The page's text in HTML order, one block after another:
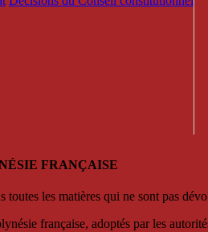
FRANÇAISE
toutes les matières qui ne sont pas
française, adoptés par les